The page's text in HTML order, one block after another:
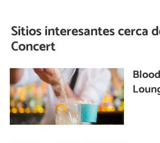
Sitios interesantes cerca
Concert